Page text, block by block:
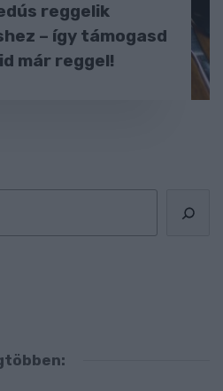
reggelik
– így támogasd
már reggel!